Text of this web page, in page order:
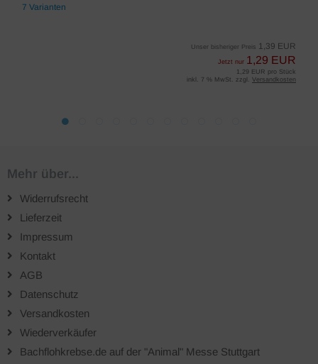
7 Varianten
Unser bisheriger Preis 1,39 EUR
Jetzt nur 1,29 EUR
1,29 EUR pro Stück
inkl. 7 % MwSt. zzgl. Versandkosten
Mehr über...
Widerrufsrecht
Lieferzeit
Impressum
Kontakt
AGB
Datenschutz
Versandkosten
Wiederverkäufer
Bachflohkrebse.de auf der "Animal" Messe Stuttgart